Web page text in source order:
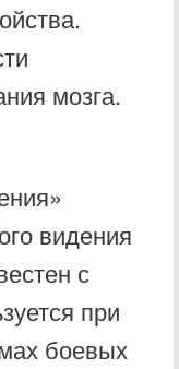
мозга.
видения
с
при
боевых